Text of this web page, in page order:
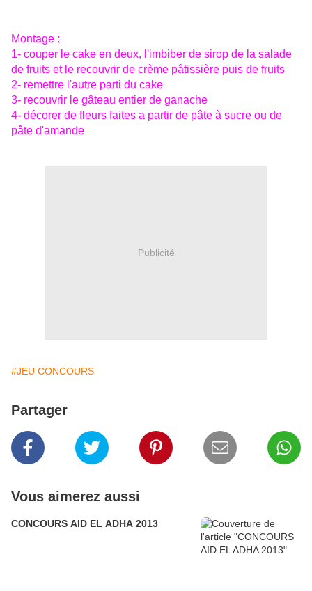
Montage :
1- couper le cake en deux, l'imbiber de sirop de la salade
de fruits et le recouvrir de crème pâtissière puis de fruits
2- remettre l'autre parti du cake
3- recouvrir le gâteau entier de ganache
4- décorer de fleurs faites a partir de pâte à sucre ou de
pâte d'amande
Publicité
#JEU CONCOURS
Partager
Vous aimerez aussi
CONCOURS AID EL ADHA 2013